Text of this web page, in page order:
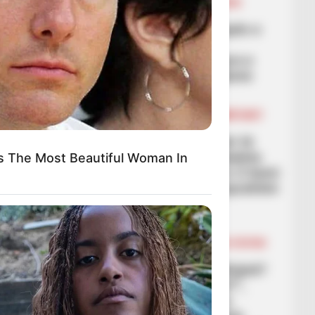
FUTBOLL SHQIPTAR
KUPA E SHQIPËRISË
“Final four” edhe në Kupën e
Shqipërisë, renditja e
Superiores është pasqyra e
vërtetë e forcës së ekipeve
March 5, 2026 Sport Ekspres
BALLINA BALLINA STATIKE
KUPA E BOTËS
LEGJIONARËT
shkuar në Botëror”, Zabaleta
këto ekipe
March 5, 2026 Sport Ekspres
BALLINA BALLINA STATIKE BOTA STATIKE
FUTBOLL BOTA
“Ku janë lojtarët që driblojnë?
Ku janë lojtarët me b*le?”,
legjenda hollandeze: Ta
The Most Beautiful Woman In